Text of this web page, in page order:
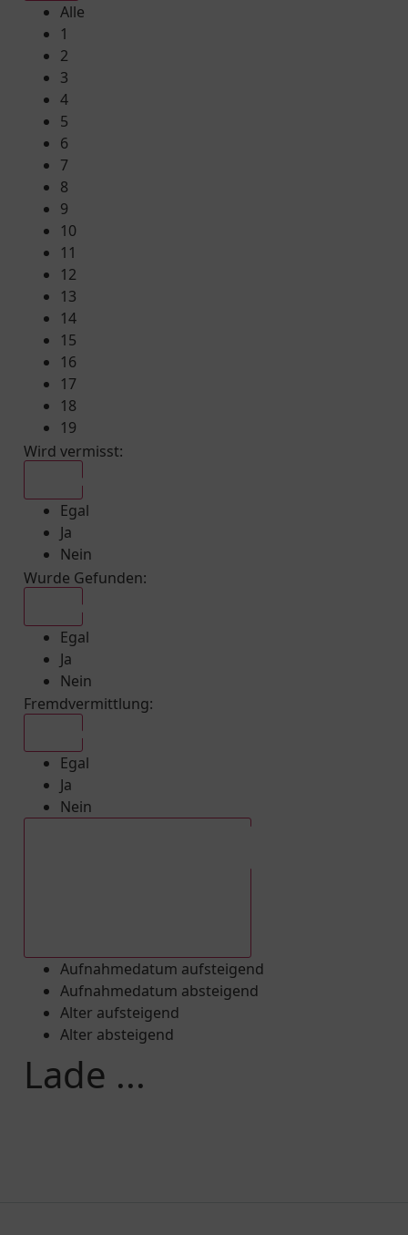
Alle
1
2
3
4
5
6
7
8
9
10
11
12
13
14
15
16
17
18
19
Wird vermisst:
Egal
Ja
Nein
Wurde Gefunden:
Egal
Ja
Nein
Fremdvermittlung:
Egal
Ja
Nein
Aufnahmedatum aufsteigend
Aufnahmedatum absteigend
Alter aufsteigend
Alter absteigend
Lade ...